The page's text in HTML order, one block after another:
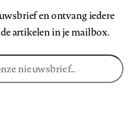
en ontvang iedere
artikelen in je mailbox.